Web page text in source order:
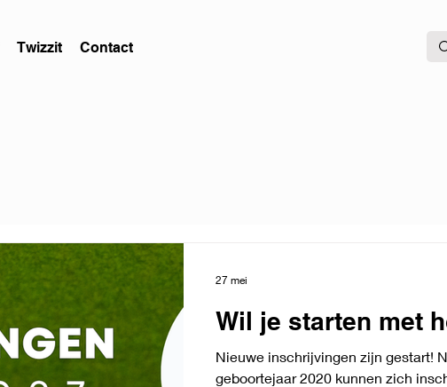
Twizzit Contact
Wil je starten met
Nieuwe inschrijvingen zijn gestart!
geboortejaar 2020 kunnen zich
27 mei